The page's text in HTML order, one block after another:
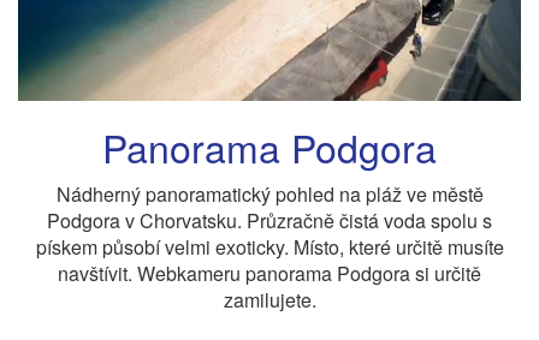
Panorama Podgora
Nádherný panoramatický pohled na pláž ve městě
Podgora v Chorvatsku. Průzračně čistá voda spolu s
pískem působí velmi exoticky. Místo, které určitě musíte
navštívit. Webkameru panorama Podgora si určitě
zamilujete.